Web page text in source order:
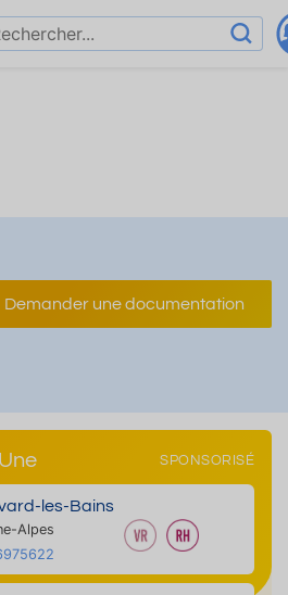
Demander une documentation
SPONSORISÉ
les-Bains
Alpes